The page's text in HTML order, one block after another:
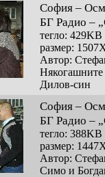
София –
БГ Радио –
тегло: 429KB
размер:
Автор:
Дилов-син
София –
БГ Радио –
тегло: 388KB
размер:
Автор:
Симо и